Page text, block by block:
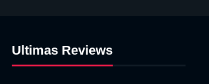
Ultimas Reviews